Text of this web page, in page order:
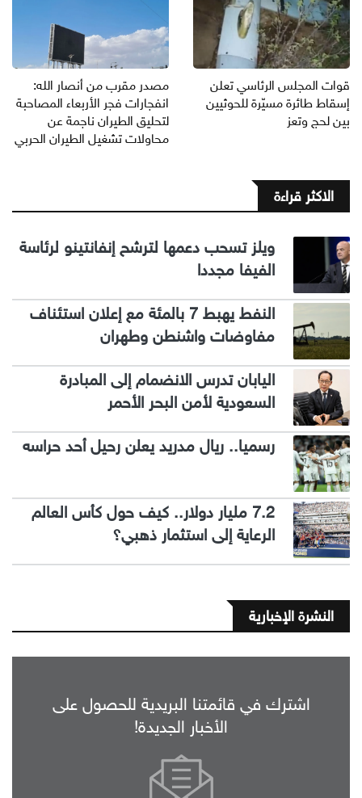
قوات المجلس الرئاسي تعلن
إسقاط طائرة مسيّرة للحوثيين
بين لحج وتعز
مصدر مقرب من أنصار الله:
انفجارات فجر الأربعاء المصاحبة
لتحليق الطيران ناجمة عن
محاولات تشغيل الطيران الحربي
الاكثر قراءة
ويلز تسحب دعمها لترشح إنفانتينو لرئاسة
الفيفا مجددا
النفط يهبط 7 بالمئة مع إعلان استئناف
مفاوضات واشنطن وطهران
اليابان تدرس الانضمام إلى المبادرة
السعودية لأمن البحر الأحمر
رسميا.. ريال مدريد يعلن رحيل أحد حراسه
7.2 مليار دولار.. كيف حول كأس العالم
الرعاية إلى استثمار ذهبي؟
النشرة الإخبارية
اشترك في قائمتنا البريدية للحصول على
الأخبار الجديدة!